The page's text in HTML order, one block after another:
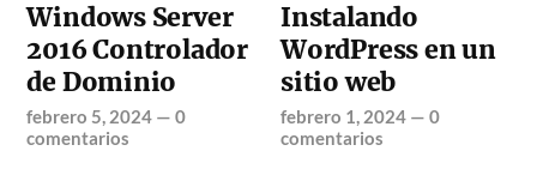
Windows Server
2016 Controlador
de Dominio
febrero 5, 2024 —0
comentarios
Instalando
WordPress en un
sitio web
febrero 1, 2024 —0
comentarios